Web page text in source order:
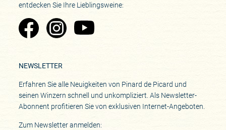
entdecken Sie Ihre Lieblingsweine:
Zu Pinard's Facebook-Seite
Zu Pinard's Instagram-Seite
Zu Pinard's YouTube-Seite
NEWSLETTER
Erfahren Sie alle Neuigkeiten von Pinard de Picard und
seinen Winzern schnell und unkompliziert. Als Newsletter-
Abonnent profitieren Sie von exklusiven Internet-Angeboten.
Zum Newsletter anmelden: